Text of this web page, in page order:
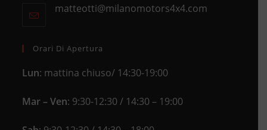
your
matteotti@milanomotors4x4.comOpens
Orari Di Apertura
Lun: mattina chiuso/ 14:30-19:00
Mar – Ven: 9:30-12:30 / 14:30 – 19:00